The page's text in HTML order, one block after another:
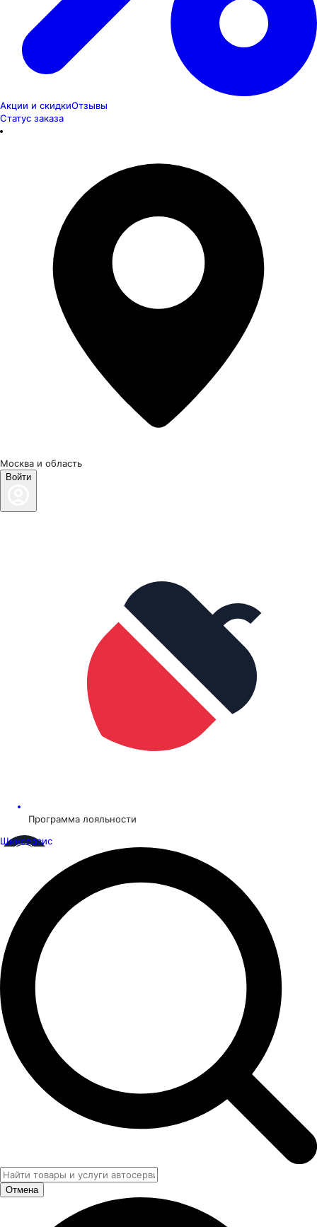
Акции и скидкиОтзывы
Статус заказа
Москва и область
Войти
Программа лояльности
Шинсервис
Отмена